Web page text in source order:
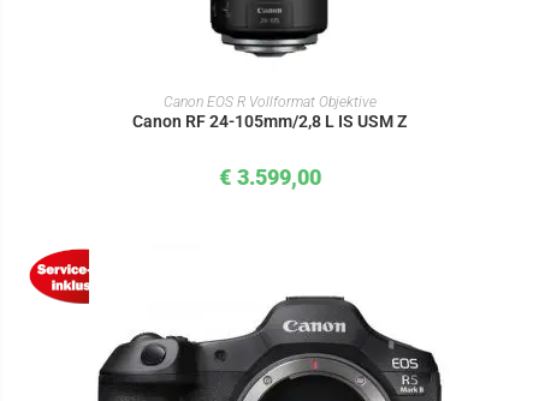
IN DEN WARENKORB
Canon EOS R Vollformat Objektive
Canon RF 24-105mm/2,8 L IS USM Z
€ 3.599,00